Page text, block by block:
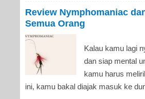
Review Nymphomaniac
Semua Orang
Kalau kamu lagi
dan siap mental
kamu harus
ini, kamu bakal diajak masuk ke